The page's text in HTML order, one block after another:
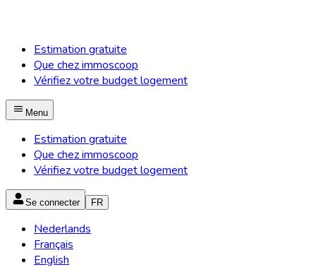
Estimation gratuite
Que chez immoscoop
Vérifiez votre budget logement
Menu
Estimation gratuite
Que chez immoscoop
Vérifiez votre budget logement
Se connecter FR
Nederlands
Français
English